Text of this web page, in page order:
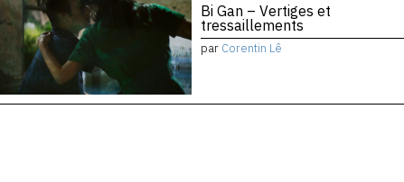
Bi Gan – Vertiges et
tressaillements
par Corentin Lê